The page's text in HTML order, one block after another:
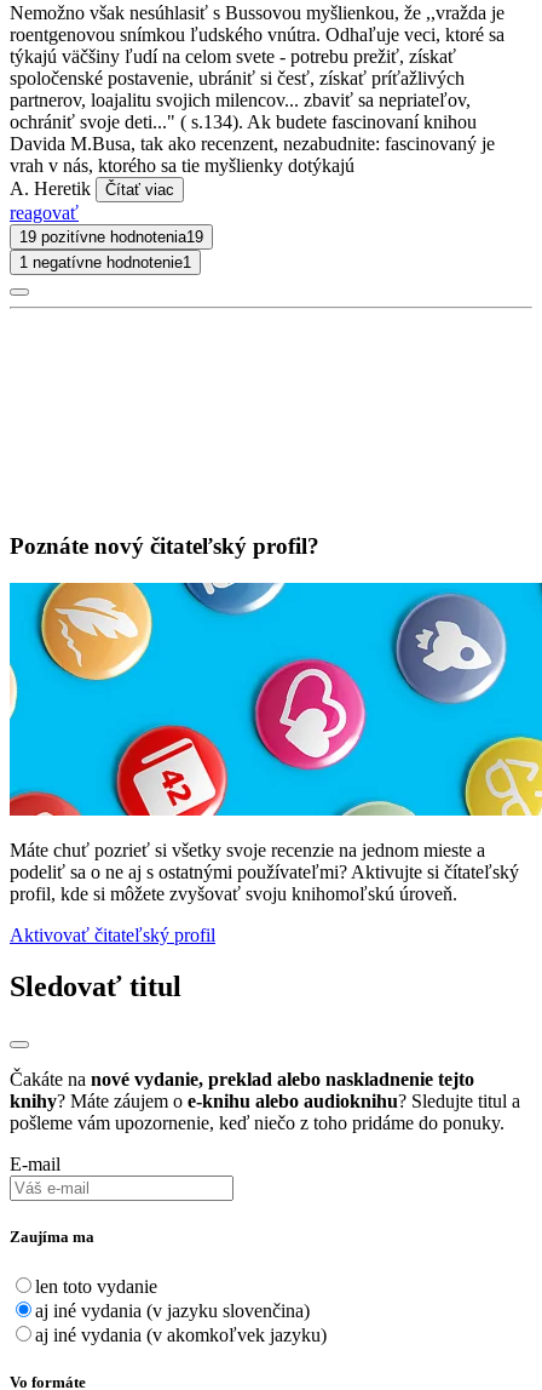
Nemožno však nesúhlasiť s Bussovou myšlienkou, že ,,vražda je
roentgenovou snímkou ľudského vnútra. Odhaľuje veci, ktoré sa
týkajú väčšiny ľudí na celom svete - potrebu prežiť, získať
spoločenské postavenie, ubrániť si česť, získať príťažlivých
partnerov, loajalitu svojich milencov... zbaviť sa nepriateľov,
ochrániť svoje deti..." ( s.134). Ak budete fascinovaní knihou
Davida M.Busa, tak ako recenzent, nezabudnite: fascinovaný je
vrah v nás, ktorého sa tie myšlienky dotýkajú
A. Heretik
Čítať viac
reagovať
19 pozitívne hodnotenia19
1 negatívne hodnotenie1
Poznáte nový čitateľský profil?
Máte chuť pozrieť si všetky svoje recenzie na jednom mieste a
podeliť sa o ne aj s ostatnými používateľmi? Aktivujte si čítateľský
profil, kde si môžete zvyšovať svoju knihomoľskú úroveň.
Aktivovať čitateľský profil
Sledovať titul
Čakáte na nové vydanie, preklad alebo naskladnenie tejto
knihy? Máte záujem o e-knihu alebo audioknihu? Sledujte titul a
pošleme vám upozornenie, keď niečo z toho pridáme do ponuky.
E-mail
Zaujíma ma
len toto vydanie
aj iné vydania (v jazyku slovenčina)
aj iné vydania (v akomkoľvek jazyku)
Vo formáte